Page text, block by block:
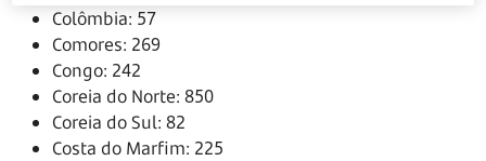
Colômbia: 57
Comores: 269
Congo: 242
Coreia do Norte: 850
Coreia do Sul: 82
Costa do Marfim: 225